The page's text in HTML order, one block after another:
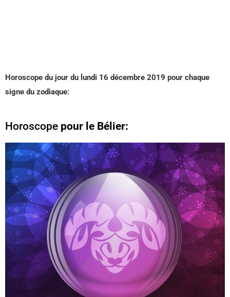
Horoscope du jour du lundi 16 décembre 2019 pour chaque
signe du zodiaque:
Horoscope pour le Bélier: